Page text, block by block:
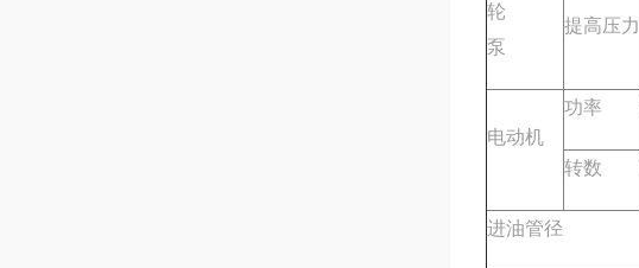
轮
泵
提高压力
电动机
功率
转数
进油管径